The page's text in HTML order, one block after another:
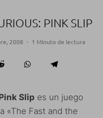
PINK SLIP
2008 · 1 Minuto de lectura
Slip es un juego
«The Fast and the